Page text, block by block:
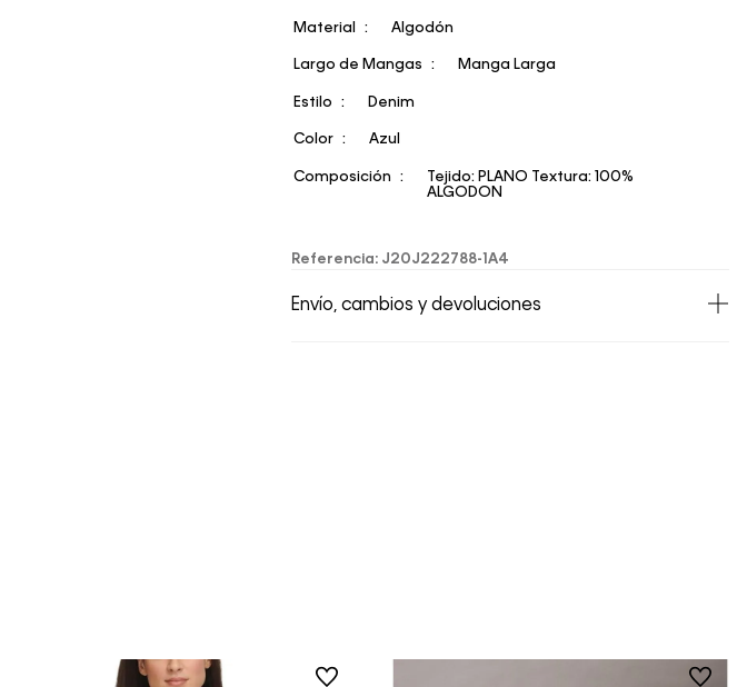
Material Algodón
Largo de Mangas Manga Larga
Estilo Denim
Color Azul
Composición
Tejido: PLANO Textura: 100%
ALGODON
Referencia: J20J222788-1A4
Envío, cambios y devoluciones